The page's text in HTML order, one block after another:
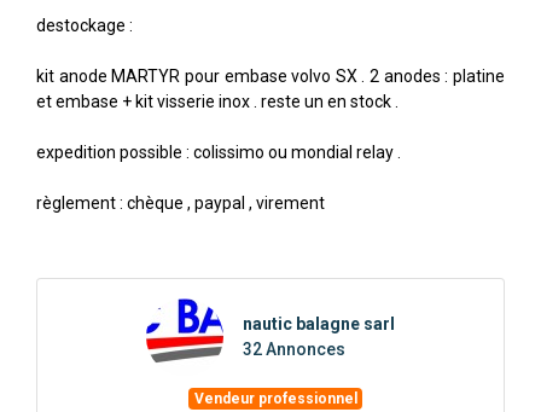
destockage :
kit anode MARTYR pour embase volvo SX . 2 anodes : platine
et embase + kit visserie inox . reste un en stock .
expedition possible : colissimo ou mondial relay .
règlement : chèque , paypal , virement
nautic balagne sarl
32 Annonces
Vendeur professionnel